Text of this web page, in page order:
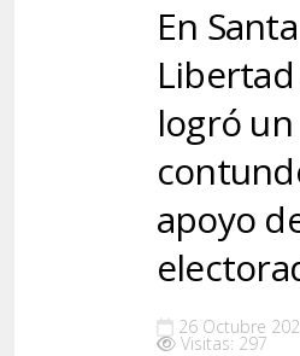
En
Libertad
logró un
apoyo
26 Octubre
Visitas: 297